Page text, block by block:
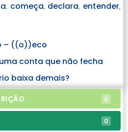
, começa, declara, entender,
– ((o))eco
conta que não fecha
baixa demais?
0
0